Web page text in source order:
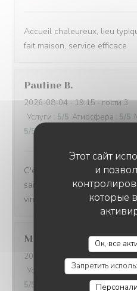
Этот сайт
и
которые
Ок, все
Запретить
Accueil chaleureux, lieu
fait maison, service efficace
Pauline B
2026-08-04- 19:15 - гости 3
Услуги : 5/5 Атмосфера : 5/5
5/5
C'est toujours un régal de
saisons, avec toujours de
vins). Merci pour ces
Marie
2026-08-03- 19:00 - гости 3
Услуги
/5 Атмосфера:5/5
5/5
L'AUBERGE